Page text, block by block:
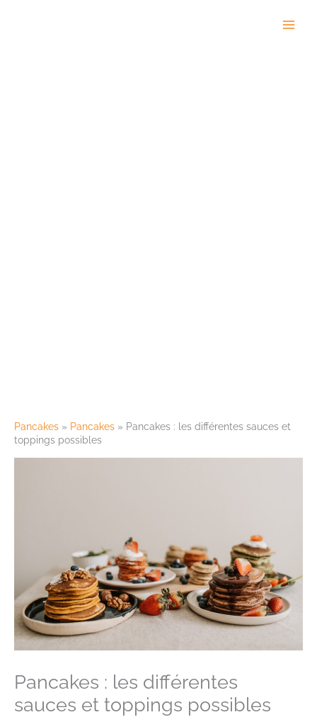
Pancakes » Pancakes » Pancakes : les différentes sauces et
toppings possibles
Pancakes : les différentes
sauces et toppings possibles